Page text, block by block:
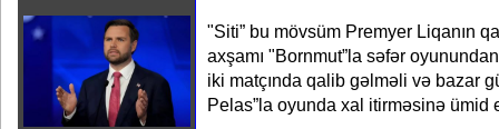
"Siti” bu mövsüm Premyer Liqanın
axşamı "Bornmut”la səfər
iki matçında qalib gəlməli və bazar
Pelas”la oyunda xal itirməsinə ümid